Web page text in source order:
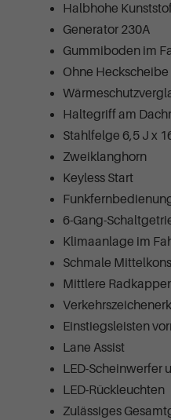
Halbhohe
Generator 230A
Gummiboden im
Ohne Heckscheibe
Haltegriff am
Stahlfelge 6,5 J x
Zweiklanghorn
Keyless Start
6-Gang-
Klimaanlage im
Schmale
Mittlere
Einstiegsleisten
Lane Assist
LED-Scheinwerfer
LED-Rückleuchten
Zulässiges